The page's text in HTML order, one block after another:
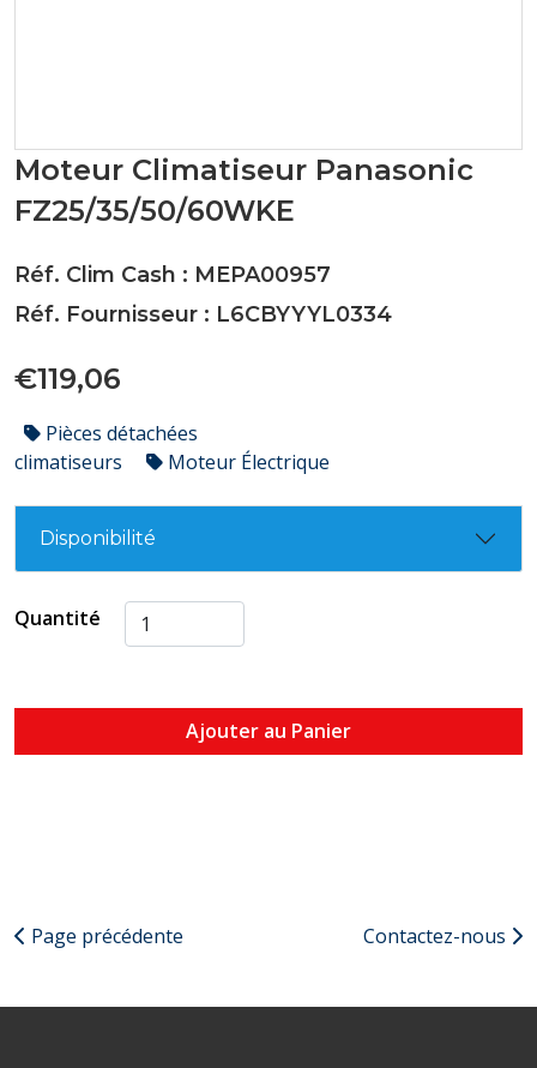
Moteur Climatiseur Panasonic
FZ25/35/50/60WKE
Réf. Clim Cash : MEPA00957
Réf. Fournisseur : L6CBYYYL0334
€119,06
Pièces détachées
climatiseurs
Moteur Électrique
Disponibilité
Quantité
Ajouter au Panier
Page précédente Contactez-nous